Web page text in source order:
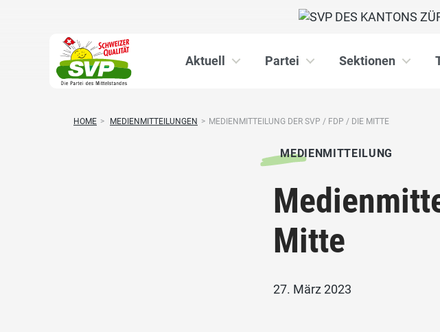
Aktuell Partei Sektionen
HOME > MEDIENMITTEILUNGEN > MEDIENMITTEILUNG DER SVP / FDP / DIE MITTE
MEDIENMITTEILUNG
Mitte
27. März 2023